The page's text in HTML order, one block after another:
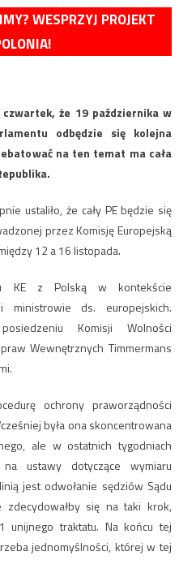
WESPRZYJ PROJEKT
że 19 października w
odbędzie się kolejna
na ten temat ma cała
ustaliło, że cały PE będzie się
przez Komisję Europejską
12 a 16 listopada.
KE z Polską w kontekście
ministrowie ds. europejskich.
Komisji Wolności
Wewnętrznych Timmermans
ochrony praworządności
była ona skoncentrowana
ale w ostatnich tygodniach
ustawy dotyczące wymiaru
jest odwołanie sędziów Sądu
zdecydowałby się na taki krok,
unijnego traktatu. Na końcu tej
jednomyślności, której w tej